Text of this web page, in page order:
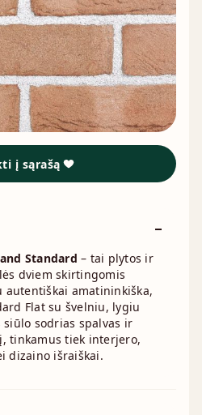
į sąrašą
Standard – tai plytos ir
dviem skirtingomis
autentiškai amatininkiška,
Flat su švelniu, lygiu
sodrias spalvas ir
tinkamus tiek interjero,
dizaino išraiškai.